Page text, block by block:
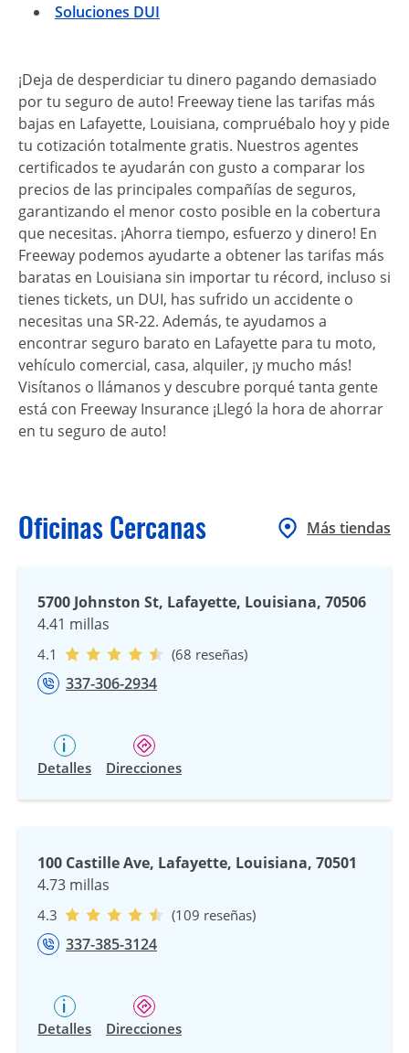
Soluciones DUI
¡Deja de desperdiciar tu dinero pagando demasiado
por tu seguro de auto! Freeway tiene las tarifas más
bajas en Lafayette, Louisiana, compruébalo hoy y pide
tu cotización totalmente gratis. Nuestros agentes
certificados te ayudarán con gusto a comparar los
precios de las principales compañías de seguros,
garantizando el menor costo posible en la cobertura
que necesitas. ¡Ahorra tiempo, esfuerzo y dinero! En
Freeway podemos ayudarte a obtener las tarifas más
baratas en Louisiana sin importar tu récord, incluso si
tienes tickets, un DUI, has sufrido un accidente o
necesitas una SR-22. Además, te ayudamos a
encontrar seguro barato en Lafayette para tu moto,
vehículo comercial, casa, alquiler, ¡y mucho más!
Visítanos o llámanos y descubre porqué tanta gente
está con Freeway Insurance ¡Llegó la hora de ahorrar
en tu seguro de auto!
Oficinas Cercanas Más tiendas
5700 Johnston St, Lafayette, Louisiana, 70506
4.41 millas
4.1 (68 reseñas)
337-306-2934
Detalles Direcciones
100 Castille Ave, Lafayette, Louisiana, 70501
4.73 millas
4.3 (109 reseñas)
337-385-3124
Detalles Direcciones